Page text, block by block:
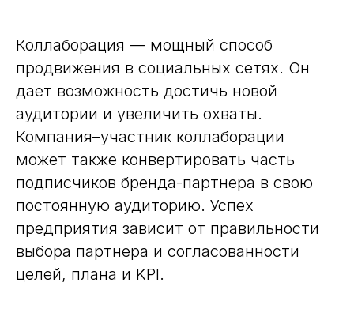
Коллаборация — мощный способ
продвижения в социальных сетях. Он
дает возможность достичь новой
аудитории и увеличить охваты.
Компания–участник коллаборации
может также конвертировать часть
подписчиков бренда-партнера в свою
постоянную аудиторию. Успех
предприятия зависит от правильности
выбора партнера и согласованности
целей, плана и KPI.